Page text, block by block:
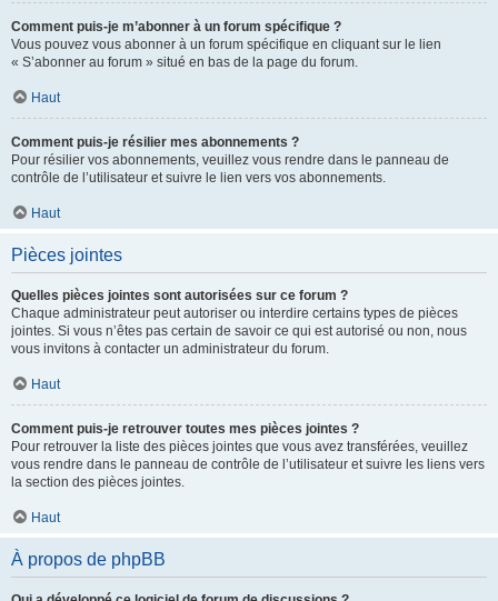
Comment puis-je m’abonner à un forum spécifique ?
Vous pouvez vous abonner à un forum spécifique en cliquant sur le lien
« S’abonner au forum » situé en bas de la page du forum.
Haut
Comment puis-je résilier mes abonnements ?
Pour résilier vos abonnements, veuillez vous rendre dans le panneau de
contrôle de l’utilisateur et suivre le lien vers vos abonnements.
Haut
Pièces jointes
Quelles pièces jointes sont autorisées sur ce forum ?
Chaque administrateur peut autoriser ou interdire certains types de pièces
jointes. Si vous n’êtes pas certain de savoir ce qui est autorisé ou non, nous
vous invitons à contacter un administrateur du forum.
Haut
Comment puis-je retrouver toutes mes pièces jointes ?
Pour retrouver la liste des pièces jointes que vous avez transférées, veuillez
vous rendre dans le panneau de contrôle de l’utilisateur et suivre les liens vers
la section des pièces jointes.
Haut
À propos de phpBB